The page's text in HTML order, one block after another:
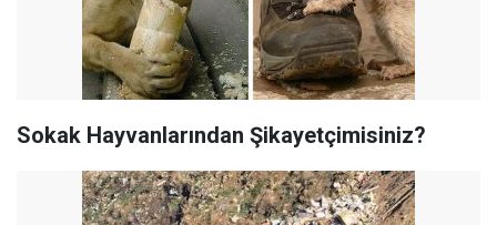
Sokak Hayvanlarından Şikayetçimisiniz?